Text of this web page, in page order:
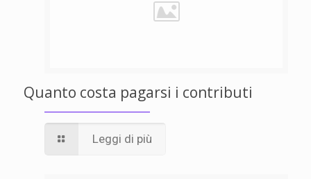
Quanto costa pagarsi i contributi
Leggi di più